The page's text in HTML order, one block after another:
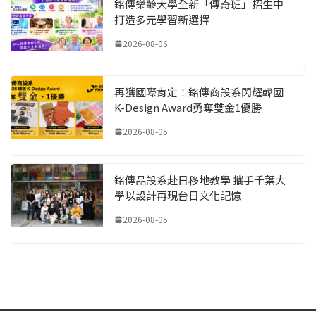
銘傳樂齡大學全新「傳奇班」招生中
打造多元學習新選擇
2026-08-06
再獲國際肯定！銘傳商設系閃耀韓國
K-Design Award勇奪雙金1優勝
2026-08-05
銘傳品設系赴日移地教學 攜手千葉大
學以設計再現台日文化記憶
2026-08-05